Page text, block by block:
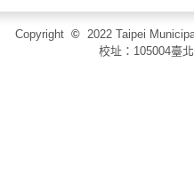
Copyright © 2022 Taipei
校址：105004臺